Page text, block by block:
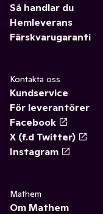
Så handlar du
Hemleverans
Färskvarugaranti
Kontakta oss
Kundservice
För leverantörer
Facebook
X (f.d Twitter)
Instagram
Mathem
Om Mathem